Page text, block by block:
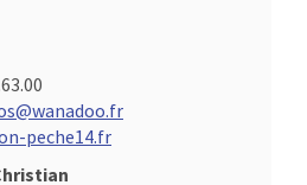
peche14.fr